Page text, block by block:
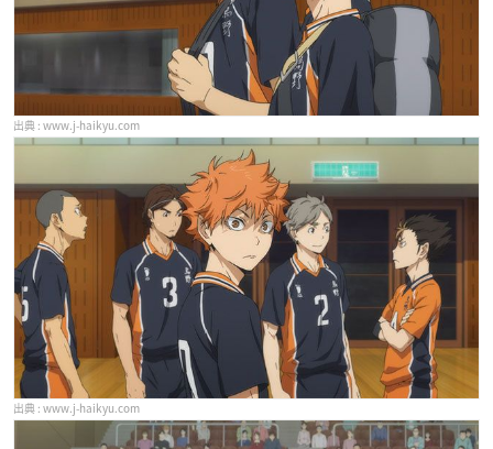
www.j-haikyu.com
www.j-haikyu.com